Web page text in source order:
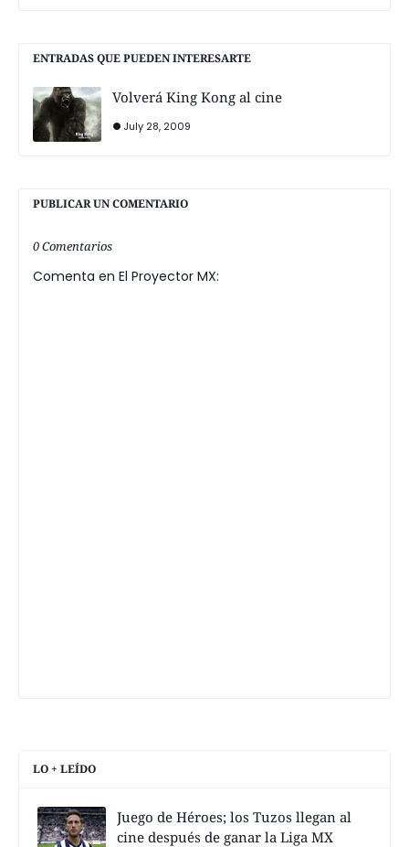
ENTRADAS QUE PUEDEN INTERESARTE
Volverá King Kong al cine
July 28, 2009
PUBLICAR UN COMENTARIO
0 Comentarios
Comenta en El Proyector MX:
LO + LEÍDO
Juego de Héroes; los Tuzos llegan al
cine después de ganar la Liga MX